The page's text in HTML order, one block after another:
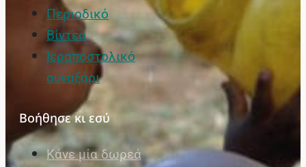
Περιοδικό
Βίντεο
Ιεραποστολικό
συναξάρι
Βοήθησε κι εσύ
Κάνε μία δωρεά